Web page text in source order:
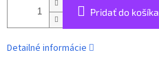
Pridať do košíka
Detailné informácie